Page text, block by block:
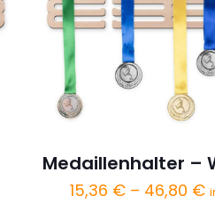
Medaillenhalter –
15,36 € – 46,80 €